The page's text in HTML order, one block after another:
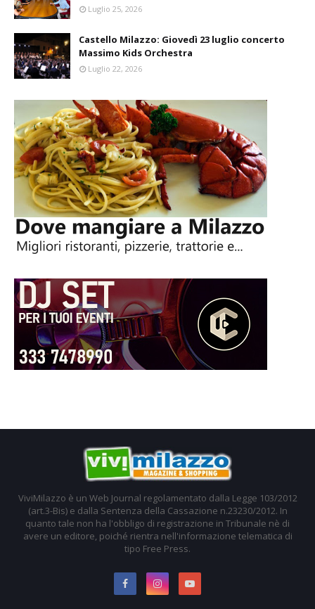
Luglio 25, 2026
Castello Milazzo: Giovedì 23 luglio concerto
Massimo Kids Orchestra
Luglio 22, 2026
ViviMilazzo è un Web Journal regolamentato dalla Legge 103/2012
(art.3-Bis) e dalla Sentenza della Cassazione n.23230/2012. In
quanto tale non ha l'obbligo di registrazione in Tribunale nè di
avere un editore, poiché rientra nell'informazione telematica di
tipo Free Press.